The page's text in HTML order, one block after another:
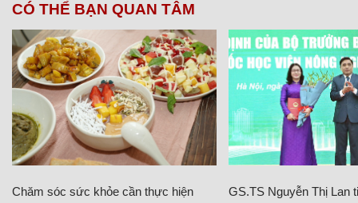
CÓ THỂ BẠN QUAN TÂM
Chăm sóc sức khỏe cần thực hiện
GS.TS Nguyễn Thị Lan